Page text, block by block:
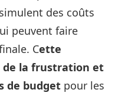
des coûts
peuvent faire
Cette
la frustration et
de budget pour les